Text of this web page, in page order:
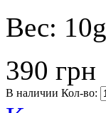
Вес: 10g
390 грн
В наличии Кол-во: